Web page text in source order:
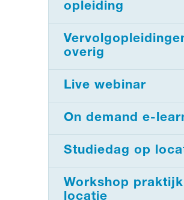
opleiding
overig
Live webinar
On demand e-
Studiedag op
Workshop
locatie